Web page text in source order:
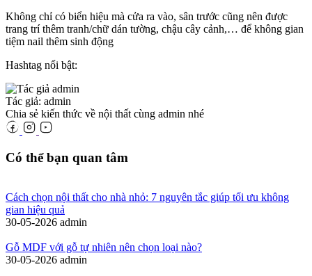
Không chỉ có biển hiệu mà cửa ra vào, sân trước cũng nên được
trang trí thêm tranh/chữ dán tường, chậu cây cảnh,… để không gian
tiệm nail thêm sinh động
Hashtag nổi bật:
Tác giả: admin
Chia sẻ kiến thức về nội thất cùng admin nhé
Có thể bạn quan tâm
Cách chọn nội thất cho nhà nhỏ: 7 nguyên tắc giúp tối ưu không
gian hiệu quả
30-05-2026 admin
Gỗ MDF với gỗ tự nhiên nên chọn loại nào?
30-05-2026 admin